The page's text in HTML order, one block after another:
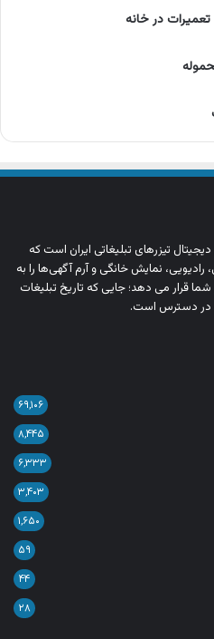
در خانه
تیزرهای تبلیغاتی ایران است که
رادیویی، نمایش خانگی و آرم‌ آگهی‌ها را به‌
قرار می‌ دهد؛ جایی که تاریخ تبلیغات
در دسترس است.
۶۹,۱۰۶
۸,۴۴۵
۶,۳۳۳
۳,۴۰۳
۱,۶۵۰
۵۹
۴۴
۲۸